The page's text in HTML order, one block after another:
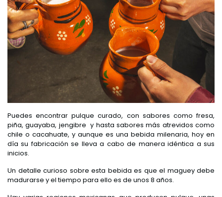
Puedes encontrar pulque curado, con sabores como fresa,
piña, guayaba, jengibre y hasta sabores más atrevidos como
chile o cacahuate, y aunque es una bebida milenaria, hoy en
día su fabricación se lleva a cabo de manera idéntica a sus
inicios.
Un detalle curioso sobre esta bebida es que el maguey debe
madurarse y el tiempo para ello es de unos 8 años.